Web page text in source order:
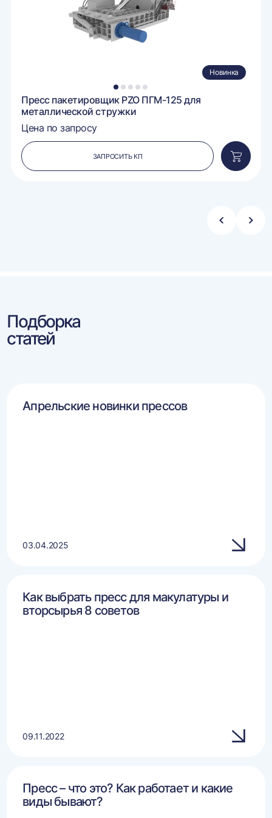
1 2 3 4 5
Новинка
Пресс пакетировщик PZO ПГМ-125 для
металлической стружки
Цена по запросу
ЗАПРОСИТЬ КП
в
Стрелка
Подборка
статей
Апрельские новинки прессов
03.04.2025
Как выбрать пресс для макулатуры и
вторсырья 8 советов
09.11.2022
Пресс – что это? Как работает и какие
виды бывают?